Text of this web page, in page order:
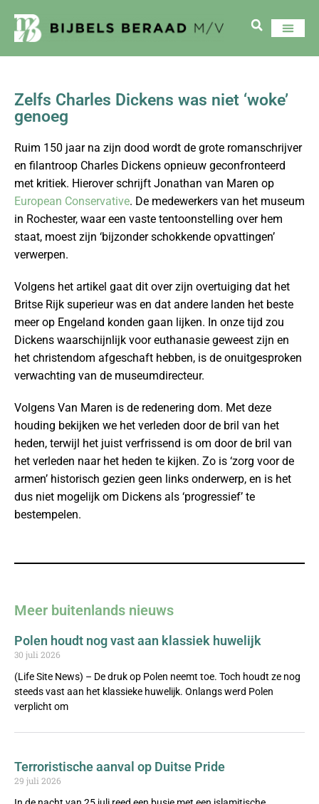
Zelfs Charles Dickens was niet ‘woke’
genoeg
Ruim 150 jaar na zijn dood wordt de grote romanschrijver
en filantroop Charles Dickens opnieuw geconfronteerd
met kritiek. Hierover schrijft Jonathan van Maren op
European Conservative. De medewerkers van het museum
in Rochester, waar een vaste tentoonstelling over hem
staat, moest zijn ‘bijzonder schokkende opvattingen’
verwerpen.
Volgens het artikel gaat dit over zijn overtuiging dat het
Britse Rijk superieur was en dat andere landen het beste
meer op Engeland konden gaan lijken. In onze tijd zou
Dickens waarschijnlijk voor euthanasie geweest zijn en
het christendom afgeschaft hebben, is de onuitgesproken
verwachting van de museumdirecteur.
Volgens Van Maren is de redenering dom. Met deze
houding bekijken we het verleden door de bril van het
heden, terwijl het juist verfrissend is om door de bril van
het verleden naar het heden te kijken. Zo is ‘zorg voor de
armen’ historisch gezien geen links onderwerp, en is het
dus niet mogelijk om Dickens als ‘progressief’ te
bestempelen.
Meer buitenlands nieuws
Polen houdt nog vast aan klassiek huwelijk
30 juli 2026
(Life Site News) – De druk op Polen neemt toe. Toch houdt ze nog
steeds vast aan het klassieke huwelijk. Onlangs werd Polen
verplicht om
Terroristische aanval op Duitse Pride
29 juli 2026